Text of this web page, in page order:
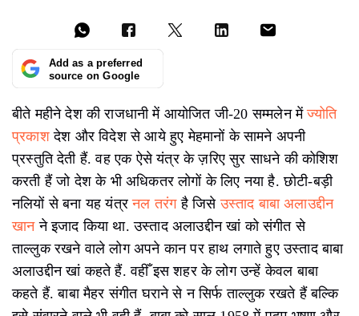
Add as a preferred
source on Google
बीते महीने देश की राजधानी में आयोजित जी-20 सम्मलेन मेंज्योति
प्रकाशदेश और विदेश से आये हुए मेहमानों के सामने अपनी
प्रस्तुति देती हैं. वह एक ऐसे यंत्र के ज़रिए सुर साधने की कोशिश
करती हैं जो देश के भी अधिकतर लोगों के लिए नया है. छोटी-बड़ी
नलियों से बना यह यंत्रनल तरंगहै जिसेउस्ताद बाबा अलाउद्दीन
खानने इजाद किया था. उस्ताद अलाउद्दीन खां को संगीत से
ताल्लुक रखने वाले लोग अपने कान पर हाथ लगाते हुए उस्ताद बाबा
अलाउद्दीन खां कहते हैं. वहीँ इस शहर के लोग उन्हें केवल बाबा
कहते हैं. बाबा मैहर संगीत घराने से न सिर्फ ताल्लुक रखते हैं बल्कि